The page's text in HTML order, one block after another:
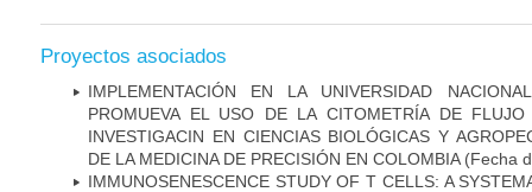
Proyectos asociados
IMPLEMENTACIÓN EN LA UNIVERSIDAD
PROMUEVA EL USO DE LA CITOMETRÍA DE FLUJO
INVESTIGACIN EN CIENCIAS BIOLÓGICAS Y
DE LA MEDICINA DE PRECISIÓN EN COLOMBIA(Fecha
IMMUNOSENESCENCE STUDY OF T CELLS: A